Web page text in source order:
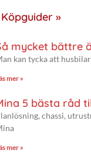
Köpguider »
mycket bättre
kan tycka att
mer »
5 bästa råd
chassi,
mer »